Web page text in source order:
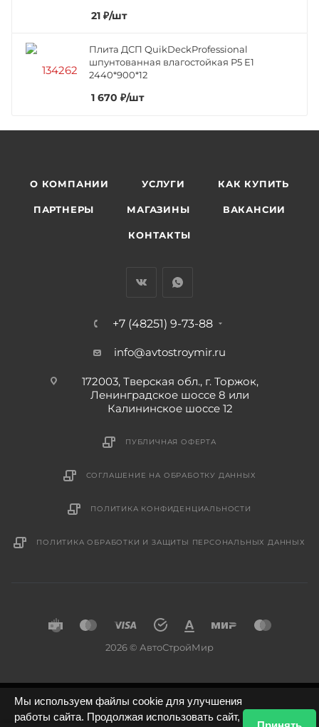
21 ₽/шт
Плита ДСП QuikDeckProfessional
шпунтованная влагостойкая Р5 Е1
2440*900*12
1 670 ₽/шт
О КОМПАНИИ УСЛУГИ КАК КУПИТЬ
ПАРТНЕРЫ МАГАЗИНЫ ВАКАНСИИ
КОНТАКТЫ
+7 (48251) 9-73-88
info@avtostroymir.ru
172003, Тверская обл., г. Торжок,
Ленинградское шоссе 8 или
Калининское шоссе 12
ПУБЛИЧНАЯ ОФЕРТА
СОГЛАШЕНИЕ НА ОБРАБОТКУ ДАННЫХ
ПОЛИТИКА КОНФИДЕНЦИАЛЬНОСТИ
ПОЛИТИКА ОБРАБОТКИ И ЗАЩИТЫ ПЕРСОНАЛЬНЫХ ДАННЫХ
2026 © АвтоСтройМир
Мы используем файлы cookie для улучшения
работы сайта. Продолжая использовать сайт,